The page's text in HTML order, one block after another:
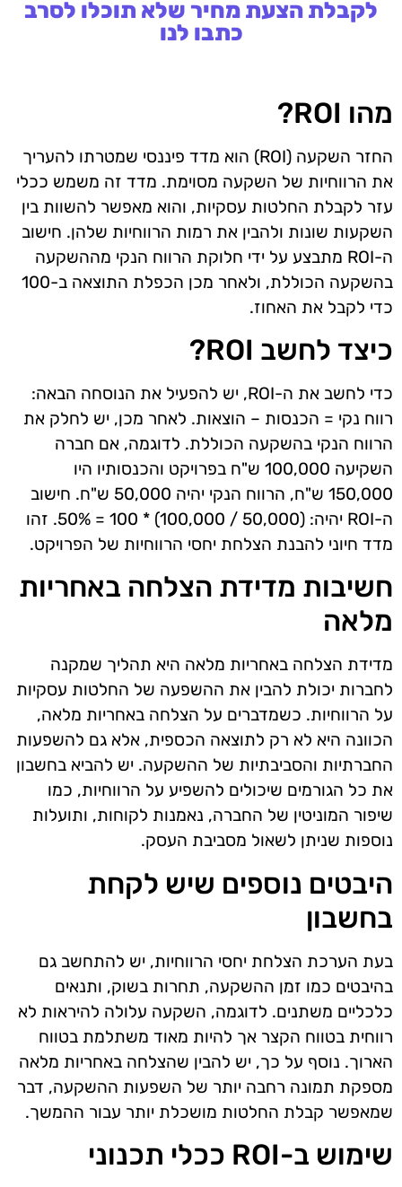
לקבלת הצעת מחיר שלא תוכלו לסרב
כתבו לנו
מהו ROI?
החזר השקעה (ROI) הוא מדד פיננסי שמטרתו להעריך
את הרווחיות של השקעה מסוימת. מדד זה משמש ככלי
עזר לקבלת החלטות עסקיות, והוא מאפשר להשוות בין
השקעות שונות ולהבין את רמות הרווחיות שלהן. חישוב
ה-ROI מתבצע על ידי חלוקת הרווח הנקי מההשקעה
בהשקעה הכוללת, ולאחר מכן הכפלת התוצאה ב-100
כדי לקבל את האחוז.
כיצד לחשב ROI?
כדי לחשב את ה-ROI, יש להפעיל את הנוסחה הבאה:
רווח נקי = הכנסות – הוצאות. לאחר מכן, יש לחלק את
הרווח הנקי בהשקעה הכוללת. לדוגמה, אם חברה
השקיעה 100,000 ש"ח בפרויקט והכנסותיו היו
150,000 ש"ח, הרווח הנקי יהיה 50,000 ש"ח. חישוב
ה-ROI יהיה: (50,000 / 100,000) * 100 = 50%. זהו
מדד חיוני להבנת הצלחת יחסי הרווחיות של הפרויקט.
חשיבות מדידת הצלחה באחריות
מלאה
מדידת הצלחה באחריות מלאה היא תהליך שמקנה
לחברות יכולת להבין את ההשפעה של החלטות עסקיות
על הרווחיות. כשמדברים על הצלחה באחריות מלאה,
הכוונה היא לא רק לתוצאה הכספית, אלא גם להשפעות
החברתיות והסביבתיות של ההשקעה. יש להביא בחשבון
את כל הגורמים שיכולים להשפיע על הרווחיות, כמו
שיפור המוניטין של החברה, נאמנות לקוחות, ותועלות
נוספות שניתן לשאול מסביבת העסק.
היבטים נוספים שיש לקחת
בחשבון
בעת הערכת הצלחת יחסי הרווחיות, יש להתחשב גם
בהיבטים כמו זמן ההשקעה, תחרות בשוק, ותנאים
כלכליים משתנים. לדוגמה, השקעה עלולה להיראות לא
רווחית בטווח הקצר אך להיות מאוד משתלמת בטווח
הארוך. נוסף על כך, יש להבין שהצלחה באחריות מלאה
מספקת תמונה רחבה יותר של השפעות ההשקעה, דבר
שמאפשר קבלת החלטות מושכלת יותר עבור ההמשך.
שימוש ב-ROI ככלי תכנוני